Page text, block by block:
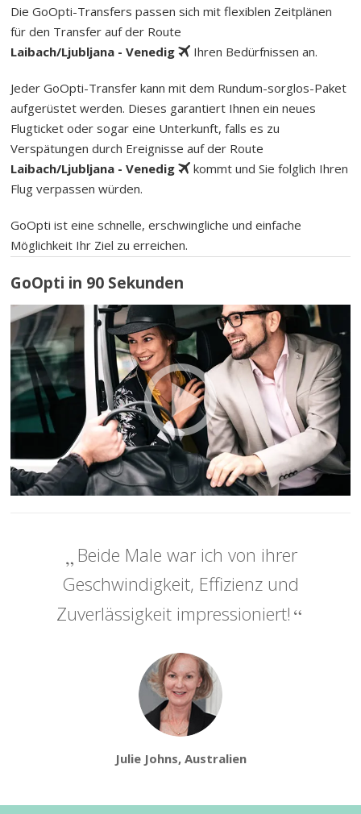
Die GoOpti-Transfers passen sich mit flexiblen Zeitplänen
für den Transfer auf der Route
Laibach/Ljubljana - Venedig
Ihren Bedürfnissen an.
Jeder GoOpti-Transfer kann mit dem Rund­um-sorg­los-Pa­ket
aufgerüstet werden. Dieses garantiert Ihnen ein neues
Flugticket oder sogar eine Unterkunft, falls es zu
Verspätungen durch Ereignisse auf der Route
Laibach/Ljubljana - Venedig
kommt und Sie folglich Ihren
Flug verpassen würden.
GoOpti ist eine schnelle, erschwingliche und einfache
Möglichkeit Ihr Ziel zu erreichen.
GoOpti in 90 Sekunden
Beide Male war ich von ihrer
Geschwindigkeit, Effizienz und
Zuverlässigkeit impressioniert!
Julie Johns, Australien